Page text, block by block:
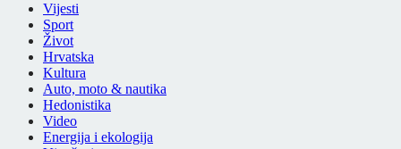
Vijesti
Sport
Život
Hrvatska
Kultura
Auto, moto & nautika
Hedonistika
Video
Energija i ekologija